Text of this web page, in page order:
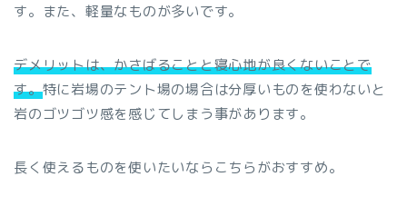
す。また、軽量なものが多いです。
デメリットは、かさばることと寝心地が良くないことで
す。特に岩場のテント場の場合は分厚いものを使わないと
岩のゴツゴツ感を感じてしまう事があります。
長く使えるものを使いたいならこちらがおすすめ。